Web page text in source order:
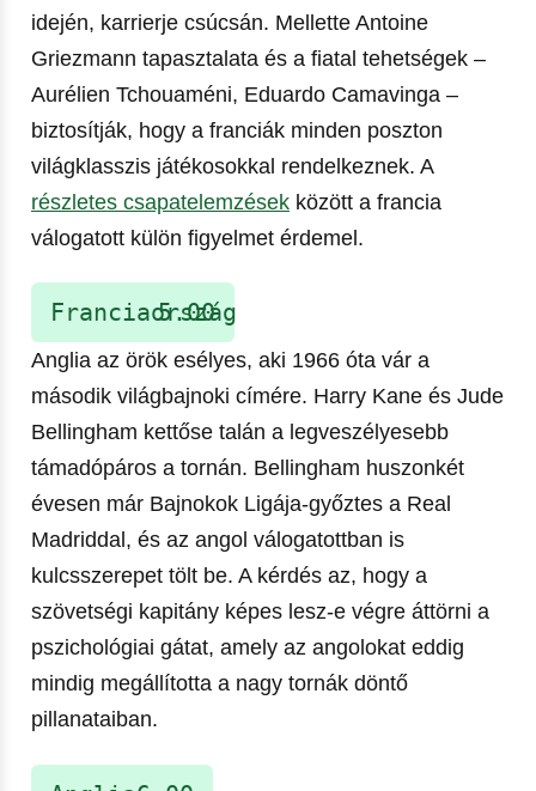
idején, karrierje csúcsán. Mellette Antoine
Griezmann tapasztalata és a fiatal tehetségek –
Aurélien Tchouaméni, Eduardo Camavinga –
biztosítják, hogy a franciák minden poszton
világklasszis játékosokkal rendelkeznek. A
részletes csapatelemzések között a francia
válogatott külön figyelmet érdemel.
Franciaország
5.00
Anglia az örök esélyes, aki 1966 óta vár a
második világbajnoki címére. Harry Kane és Jude
Bellingham kettőse talán a legveszélyesebb
támadópáros a tornán. Bellingham huszonkét
évesen már Bajnokok Ligája-győztes a Real
Madriddal, és az angol válogatottban is
kulcsszerepet tölt be. A kérdés az, hogy a
szövetségi kapitány képes lesz-e végre áttörni a
pszichológiai gátat, amely az angolokat eddig
mindig megállította a nagy tornák döntő
pillanataiban.